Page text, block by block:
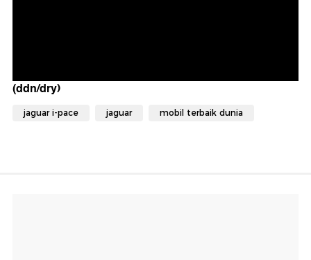
(ddn/dry)
jaguar i-pace jaguar mobil terbaik dunia